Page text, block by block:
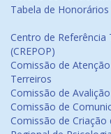
Tabela de Honorários
Centro de Referência
(CREPOP)
Comissão de
Terreiros
Comissão de
Comissão de
Comissão de